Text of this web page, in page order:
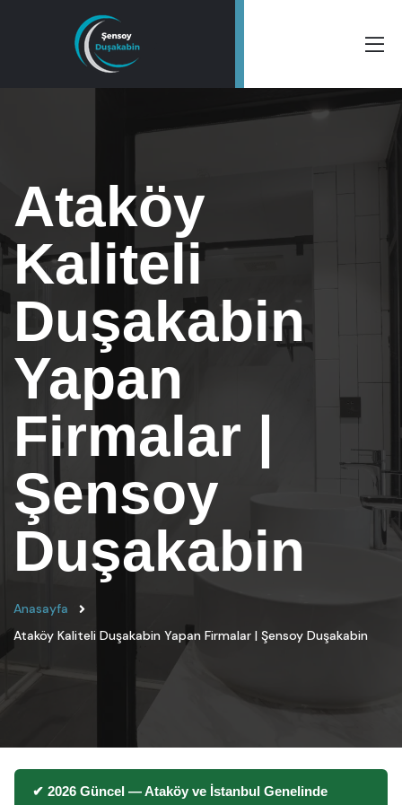
Ataköy
Kaliteli
Duşakabin
Yapan
Firmalar |
Şensoy
Duşakabin
Anasayfa
Ataköy Kaliteli Duşakabin Yapan Firmalar | Şensoy Duşakabin
✔ 2026 Güncel — Ataköy ve İstanbul Genelinde